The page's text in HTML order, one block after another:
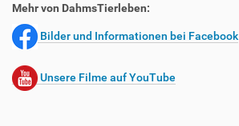
Mehr von DahmsTierleben:
Bilder und Informationen bei Facebook
Unsere Filme auf YouTube